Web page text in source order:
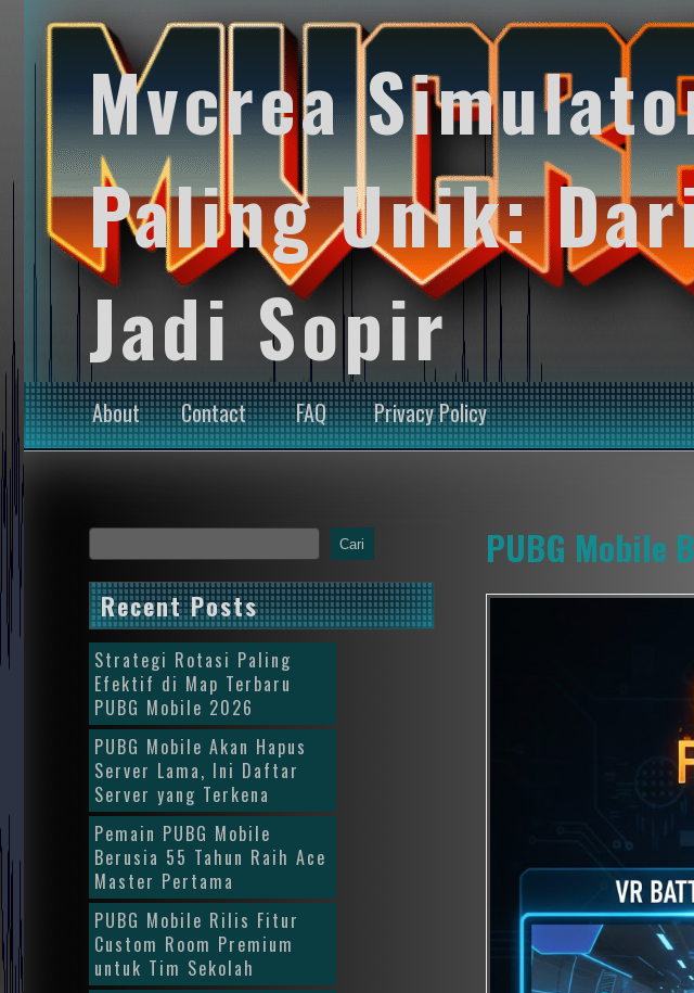
Mvcrea
Paling Unik:
Jadi Sopir
About Contact FAQ Privacy Policy
PUBG Mobile
Cari
Recent Posts
Strategi Rotasi Paling
Efektif di Map Terbaru
PUBG Mobile 2026
PUBG Mobile Akan Hapus
Server Lama, Ini Daftar
Server yang Terkena
Pemain PUBG Mobile
Berusia 55 Tahun Raih Ace
Master Pertama
PUBG Mobile Rilis Fitur
Custom Room Premium
untuk Tim Sekolah